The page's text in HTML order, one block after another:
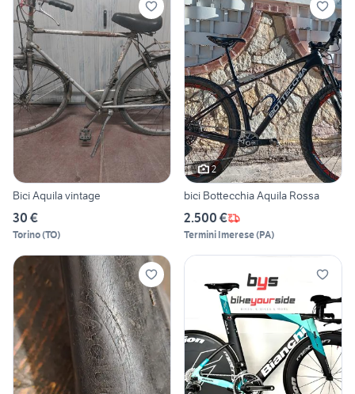
Bici Aquila vintage
30 €
Torino(TO)
2
bici Bottecchia Aquila Rossa
2.500 €
Termini Imerese(PA)